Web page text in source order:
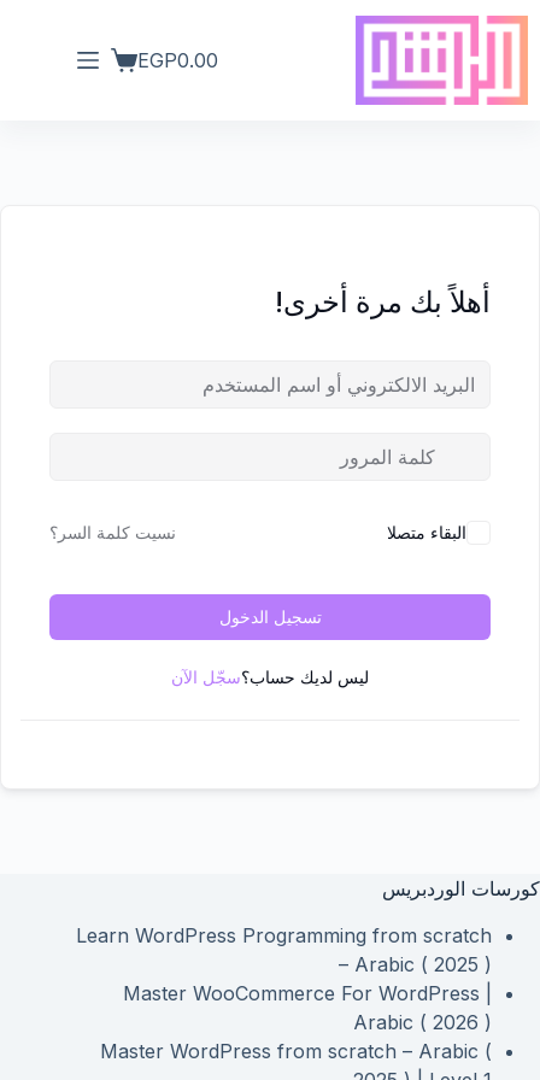
EGP0.00
أهلاً بك مرة أخرى!
البقاء متصلا نسيت كلمة السر؟
تسجيل الدخول
ليس لديك حساب؟سجّل الآن
كورسات الوردبريس
Learn WordPress Programming from scratch
– Arabic ( 2025 )
Master WooCommerce For WordPress |
Arabic ( 2026 )
Master WordPress from scratch – Arabic (